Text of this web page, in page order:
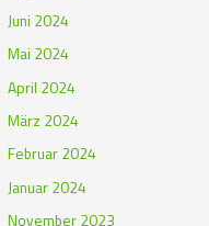
Juni 2024
Mai 2024
April 2024
März 2024
Februar 2024
Januar 2024
November 2023